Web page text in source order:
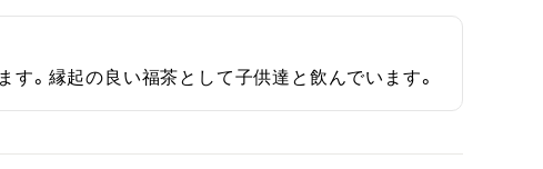
。縁起の良い福茶として子供達と飲んでいます。